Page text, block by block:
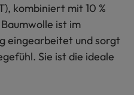
kombiniert mit 10 %
ist im
eingearbeitet und sorgt
Sie ist die ideale